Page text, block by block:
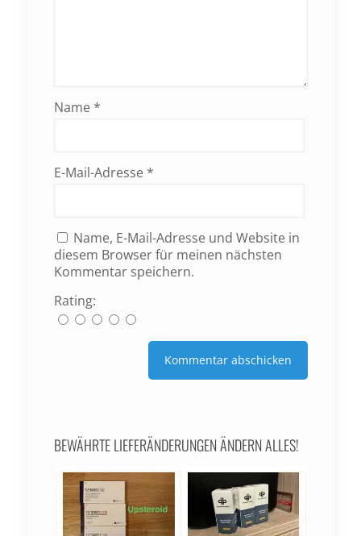
Name *
E-Mail-Adresse *
Name, E-Mail-Adresse und Website in
diesem Browser für meinen nächsten
Kommentar speichern.
Rating:
BEWÄHRTE LIEFERÄNDERUNGEN ÄNDERN ALLES!